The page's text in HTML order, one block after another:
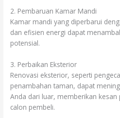
2. Pembaruan Kamar Mandi
Kamar mandi yang diperbarui
dan efisien energi dapat
potensial.
3. Perbaikan Eksterior
Renovasi eksterior, seperti
penambahan taman, dapat
Anda dari luar, memberikan kesan
calon pembeli.